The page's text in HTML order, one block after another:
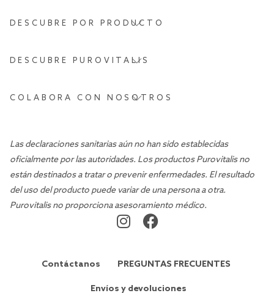
DESCUBRE POR PRODUCTO
DESCUBRE PUROVITALIS
COLABORA CON NOSOTROS
Las declaraciones sanitarias aún no han sido establecidas
oficialmente por las autoridades. Los productos Purovitalis no
están destinados a tratar o prevenir enfermedades. El resultado
del uso del producto puede variar de una persona a otra.
Purovitalis no proporciona asesoramiento médico.
Contáctanos PREGUNTAS FRECUENTES
Envíos y devoluciones